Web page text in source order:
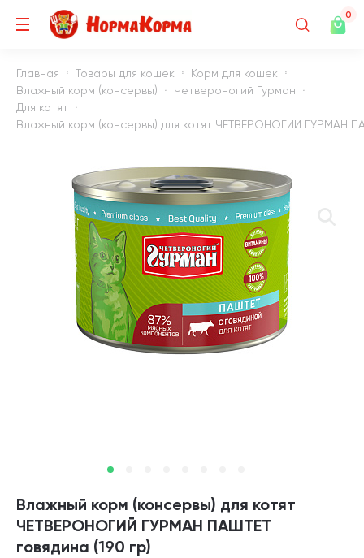
0
Главная Товары для кошек
Корм для кошек
Влажный корм (консервы)
Четвероногий Гурман
Для котят
Влажный корм (консервы) для котят ЧЕТВЕРОНОГИЙ ГУРМАН
Влажный корм (консервы) для котят
ЧЕТВЕРОНОГИЙ ГУРМАН ПАШТЕТ
говядина (190 гр)